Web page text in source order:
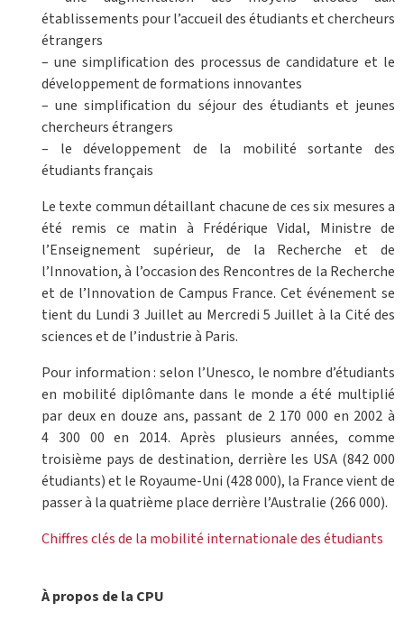
établissements pour l’accueil des étudiants et chercheurs
étrangers
– une simplification des processus de candidature et le
développement de formations innovantes
– une simplification du séjour des étudiants et jeunes
chercheurs étrangers
– le développement de la mobilité sortante des
étudiants français
Le texte commun détaillant chacune de ces six mesures a
été remis ce matin à Frédérique Vidal, Ministre de
l’Enseignement supérieur, de la Recherche et de
l’Innovation, à l’occasion des Rencontres de la Recherche
et de l’Innovation de Campus France. Cet événement se
tient du Lundi 3 Juillet au Mercredi 5 Juillet à la Cité des
sciences et de l’industrie à Paris.
Pour information : selon l’Unesco, le nombre d’étudiants
en mobilité diplômante dans le monde a été multiplié
par deux en douze ans, passant de 2 170 000 en 2002 à
4 300 00 en 2014. Après plusieurs années, comme
troisième pays de destination, derrière les USA (842 000
étudiants) et le Royaume-Uni (428 000), la France vient de
passer à la quatrième place derrière l’Australie (266 000).
Chiffres clés de la mobilité internationale des étudiants
À propos de la CPU